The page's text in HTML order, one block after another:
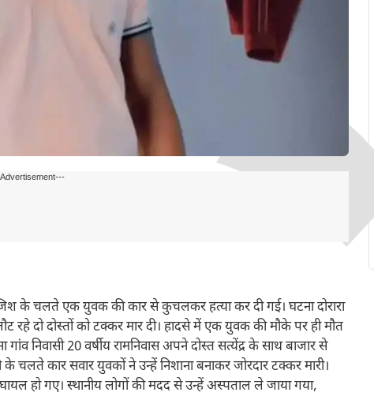
के चलते एक युवक की कार से कुचलकर हत्या कर दी गई। घटना दोरारा
रहे दो दोस्तों को टक्कर मार दी। हादसे में एक युवक की मौके पर ही मौत
निवासी 20 वर्षीय रामनिवास अपने दोस्त सत्येंद्र के साथ बाजार से
कार सवार युवकों ने उन्हें निशाना बनाकर जोरदार टक्कर मारी।
हो गए। स्थानीय लोगों की मदद से उन्हें अस्पताल ले जाया गया,